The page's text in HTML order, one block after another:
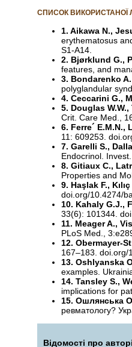
СПИСОК ВИКОРИСТАНОЇ
1. Aikawa N.,
erythematosus
S1-A14.
2. Bjørklund G.,
features, and
3. Bondarenko
polyglandular
4. Ceccarini G.,
5. Douglas
Crit. Care Med.,
6. Ferre´
11: 609253.
7. Garelli S.,
Endocrinol.
8. Gitiaux C.,
Properties and
9. Haşlak F.,
doi.org/10.4274/
10. Kahaly G.J.,
33(6): 101344.
11. Meager A.,
PLoS Med.,
12. Obermayer-
167–183. doi.org/
13. Oshlyanska
examples.
14. Tansley S.,
implications for
15. Ошлянська
ревматологу?
Відомості про